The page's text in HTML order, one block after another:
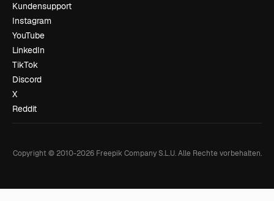
Kundensupport
Instagram
YouTube
LinkedIn
TikTok
Discord
X
Reddit
Copyright © 2010-2026Freepik Company S.L.U. Alle Rechte vorbehalten.